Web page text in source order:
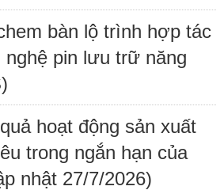
bàn lộ trình hợp tác
nghệ pin lưu trữ năng
hoạt động sản xuất
trong ngắn hạn của
nhật 27/7/2026)